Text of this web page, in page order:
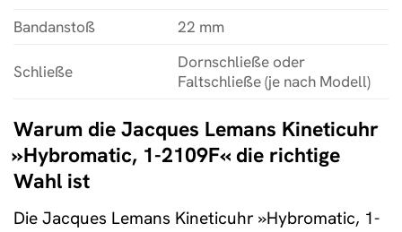
Bandanstoß
22 mm
Schließe
Dornschließe oder
Faltschließe (je nach Modell)
Warum die Jacques Lemans Kineticuhr
»Hybromatic, 1-2109F« die richtige
Wahl ist
Die Jacques Lemans Kineticuhr »Hybromatic, 1-